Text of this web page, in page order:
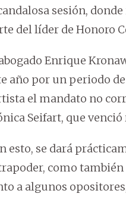
sesión,
del líder de Honoro
Enrique
año por un periodo
el mandato no
Seifart, que venció
esto, se dará
como
a algunos